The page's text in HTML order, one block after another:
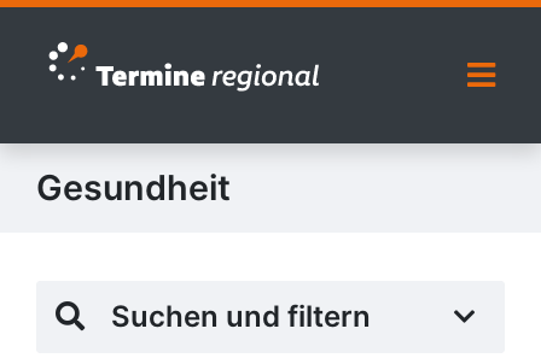
Zur Navigation springen
Zum Inhalt springen
Gesundheit
Suchen und filtern